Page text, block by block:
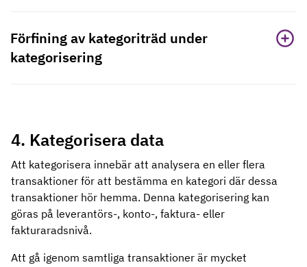
Förfining av kategoriträd under
kategorisering
4. Kategorisera data
Att kategorisera innebär att analysera en eller flera
transaktioner för att bestämma en kategori där dessa
transaktioner hör hemma. Denna kategorisering kan
göras på leverantörs-, konto-, faktura- eller
fakturaradsnivå.
Att gå igenom samtliga transaktioner är mycket